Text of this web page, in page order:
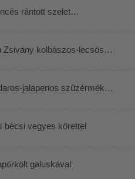
rántott szelet
Zsivány kolbászos-lecsós
jalapenos szűzérmék
bécsi vegyes körettel
galuskával